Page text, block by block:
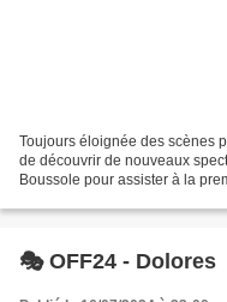
Toujours éloignée des scènes
de découvrir de nouveaux
Boussole pour assister à la
🎭 OFF24 - Dolores